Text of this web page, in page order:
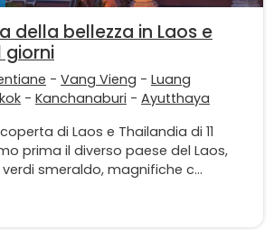
della bellezza in Laos e
giorni
- Vang Vieng - Luang
- Kanchanaburi - Ayutthaya
di Laos e Thailandia di 11
prima il diverso paese del Laos,
smeraldo, magnifiche c...